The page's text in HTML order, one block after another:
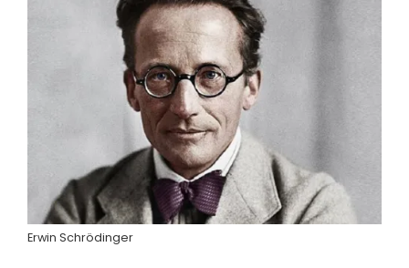
Erwin Schrödinger